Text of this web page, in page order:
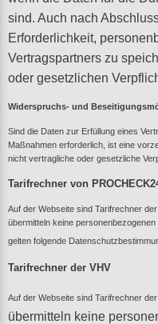
sind. Auch nach
Erforderlichkeit,
Vertragspartners zu
oder gesetzlichen
Widerspruchs- und
Sind die Daten zur Erfüllung eines
Maßnahmen erforderlich, ist eine
nicht vertragliche oder gesetzliche
Tarifrechner von
Auf der Webseite sind Tarifrechner
übermitteln keine
gelten folgende
Tarifrechner der VHV
Auf der Webseite sind Tarifrechner
übermitteln keine